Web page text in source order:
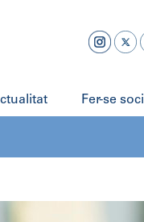
Fer-se soci